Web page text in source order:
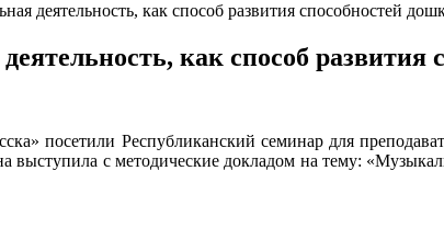
деятельность, как способ развития способностей
как способ развития
посетили Республиканский семинар для
с методические докладом на тему: